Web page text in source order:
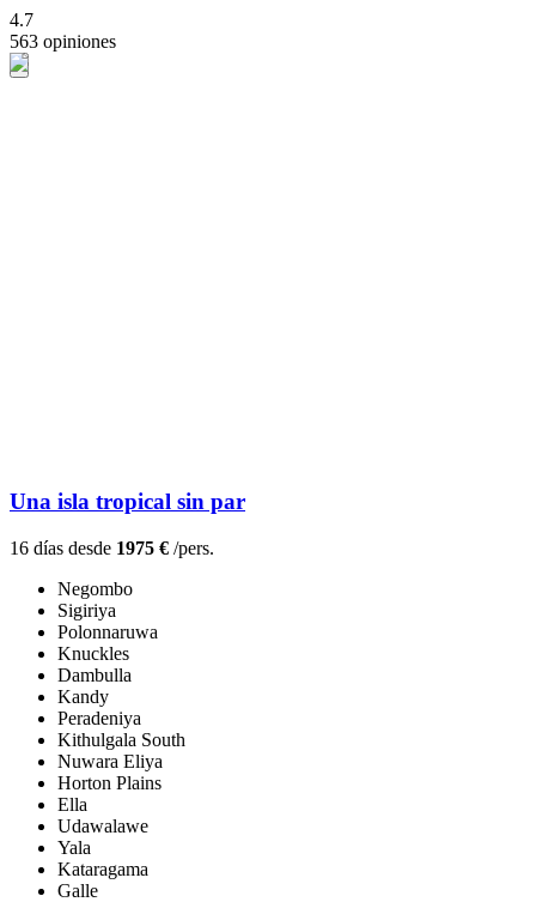
4.7
563 opiniones
Una isla tropical sin par
16 días desde 1975 € /pers.
Negombo
Sigiriya
Polonnaruwa
Knuckles
Dambulla
Kandy
Peradeniya
Kithulgala South
Nuwara Eliya
Horton Plains
Ella
Udawalawe
Yala
Kataragama
Galle